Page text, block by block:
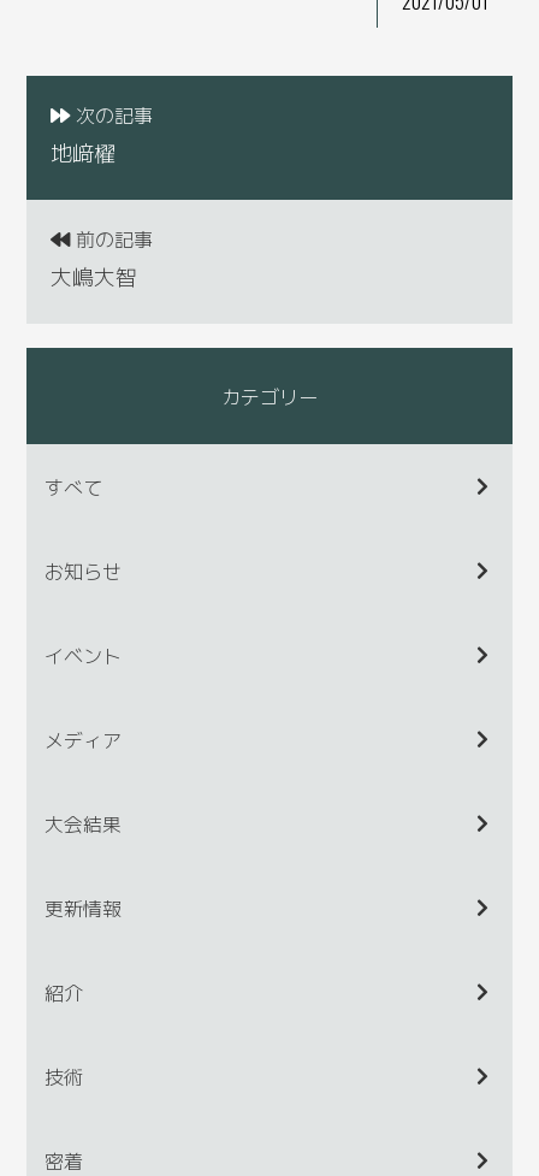
次の記事
地﨑櫂
前の記事
大嶋大智
カテゴリー
すべて
お知らせ
イベント
メディア
大会結果
更新情報
紹介
技術
密着